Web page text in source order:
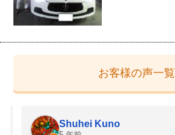
お客様の声一覧
Shuhei Kuno